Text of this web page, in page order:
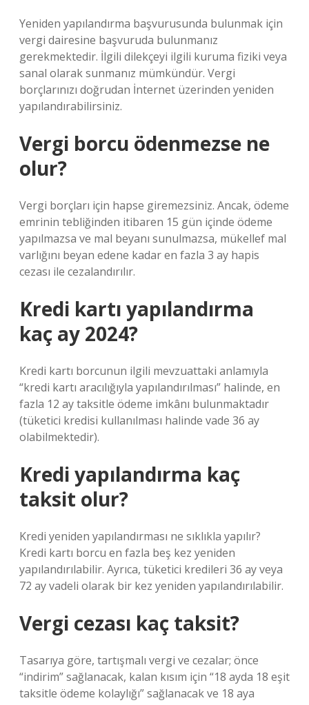
Yeniden yapılandırma başvurusunda bulunmak için
vergi dairesine başvuruda bulunmanız
gerekmektedir. İlgili dilekçeyi ilgili kuruma fiziki veya
sanal olarak sunmanız mümkündür. Vergi
borçlarınızı doğrudan İnternet üzerinden yeniden
yapılandırabilirsiniz.
Vergi borcu ödenmezse ne
olur?
Vergi borçları için hapse giremezsiniz. Ancak, ödeme
emrinin tebliğinden itibaren 15 gün içinde ödeme
yapılmazsa ve mal beyanı sunulmazsa, mükellef mal
varlığını beyan edene kadar en fazla 3 ay hapis
cezası ile cezalandırılır.
Kredi kartı yapılandırma
kaç ay 2024?
Kredi kartı borcunun ilgili mevzuattaki anlamıyla
“kredi kartı aracılığıyla yapılandırılması” halinde, en
fazla 12 ay taksitle ödeme imkânı bulunmaktadır
(tüketici kredisi kullanılması halinde vade 36 ay
olabilmektedir).
Kredi yapılandırma kaç
taksit olur?
Kredi yeniden yapılandırması ne sıklıkla yapılır?
Kredi kartı borcu en fazla beş kez yeniden
yapılandırılabilir. Ayrıca, tüketici kredileri 36 ay veya
72 ay vadeli olarak bir kez yeniden yapılandırılabilir.
Vergi cezası kaç taksit?
Tasarıya göre, tartışmalı vergi ve cezalar; önce
“indirim” sağlanacak, kalan kısım için “18 ayda 18 eşit
taksitle ödeme kolaylığı” sağlanacak ve 18 aya